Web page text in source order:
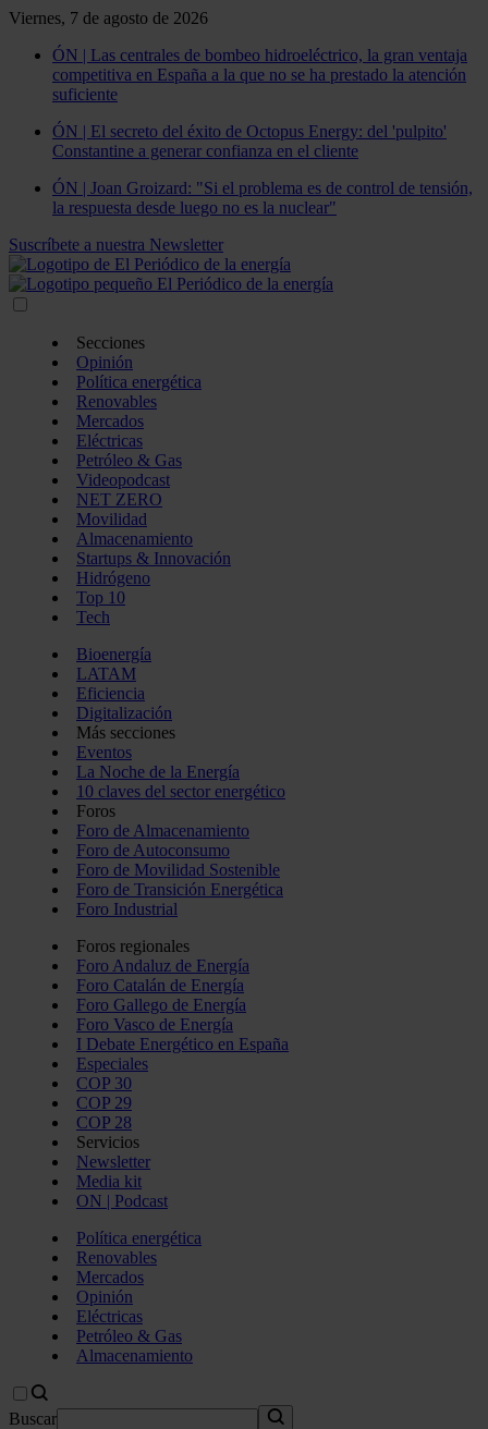
Viernes, 7 de agosto de 2026
ÓN | Las centrales de bombeo hidroeléctrico, la gran ventaja
competitiva en España a la que no se ha prestado la atención
suficiente
ÓN | El secreto del éxito de Octopus Energy: del 'pulpito'
Constantine a generar confianza en el cliente
ÓN | Joan Groizard: "Si el problema es de control de tensión,
la respuesta desde luego no es la nuclear"
Suscríbete a nuestra Newsletter
Secciones
Opinión
Política energética
Renovables
Mercados
Eléctricas
Petróleo & Gas
Videopodcast
NET ZERO
Movilidad
Almacenamiento
Startups & Innovación
Hidrógeno
Top 10
Tech
Bioenergía
LATAM
Eficiencia
Digitalización
Más secciones
Eventos
La Noche de la Energía
10 claves del sector energético
Foros
Foro de Almacenamiento
Foro de Autoconsumo
Foro de Movilidad Sostenible
Foro de Transición Energética
Foro Industrial
Foros regionales
Foro Andaluz de Energía
Foro Catalán de Energía
Foro Gallego de Energía
Foro Vasco de Energía
I Debate Energético en España
Especiales
COP 30
COP 29
COP 28
Servicios
Newsletter
Media kit
ON | Podcast
Política energética
Renovables
Mercados
Opinión
Eléctricas
Petróleo & Gas
Almacenamiento
Buscar